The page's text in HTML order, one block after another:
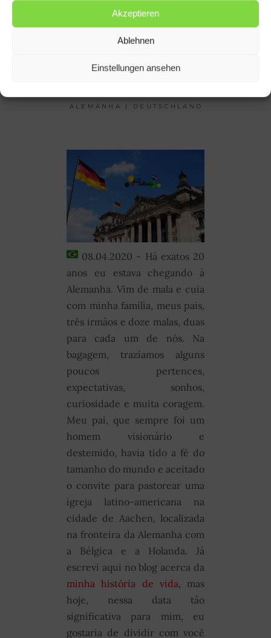
Akzeptieren
Ablehnen
Einstellungen ansehen
DEPOIS | DEUTSCHLAND
ALEMANHA | DEUTSCHLAND
08.04.2020 - Há exatos 20
anos eu estava chegando à
Alemanha. Vim de mala e cuia
com minha família, meus pais,
três irmãos e doze malas, duas
para cada um de nós. Na
bagagem, trazíamos alguns
poucos pertences,
expectativas, sonhos,
curiosidade e muita coragem.
Meu pai, que sempre foi um
homem visionário e
destemido, havia tido a fé do
tamanho do mundo e aceitado
o convite para pastorear uma
igreja latino-americana na
cidade de Aachen, localizada
na fronteira da Alemanha com
a Bélgica e a Holanda. Já
escrevi aqui no blog acerca da
minha história de vida , mas
hoje, nessa data tão
significativa para mim, eu
gostaria de dividir com você